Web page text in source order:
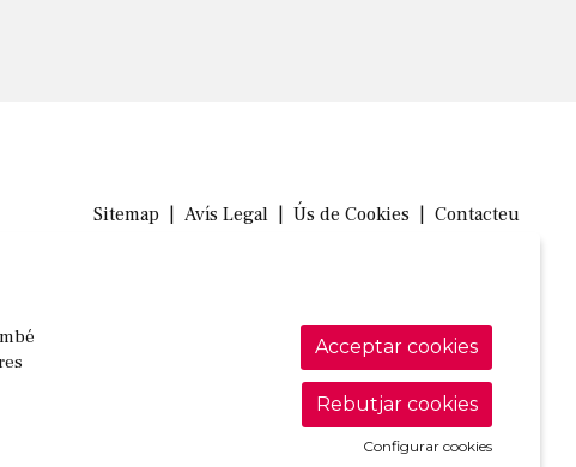
Sitemap Avís Legal Ús de Cookies Contacteu
Acceptar cookies
Rebutjar cookies
Configurar cookies